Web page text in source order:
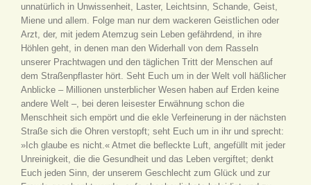
unnatürlich in Unwissenheit, Laster, Leichtsinn, Schande, Geist,
Miene und allem. Folge man nur dem wackeren Geistlichen oder
Arzt, der, mit jedem Atemzug sein Leben gefährdend, in ihre
Höhlen geht, in denen man den Widerhall von dem Rasseln
unserer Prachtwagen und den täglichen Tritt der Menschen auf
dem Straßenpflaster hört. Seht Euch um in der Welt voll häßlicher
Anblicke – Millionen unsterblicher Wesen haben auf Erden keine
andere Welt –, bei deren leisester Erwähnung schon die
Menschheit sich empört und die ekle Verfeinerung in der nächsten
Straße sich die Ohren verstopft; seht Euch um in ihr und sprecht:
»Ich glaube es nicht.« Atmet die befleckte Luft, angefüllt mit jeder
Unreinigkeit, die die Gesundheit und das Leben vergiftet; denkt
Euch jeden Sinn, der unserem Geschlecht zum Glück und zur